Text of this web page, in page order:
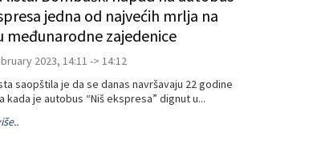
jedna od najvećih mrlja na
međunarodne zajedenice
2023, 14:11 -> 14:12
saopštila je da se danas navršavaju 22 godine
kada je autobus “Niš ekspresa” dignut u...